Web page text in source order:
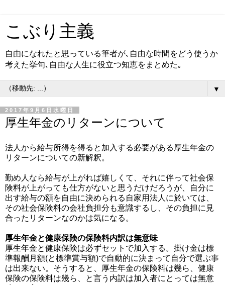
こぶり主義
自由になれたと思っている筆者が､自由な時間をどう使うか
考えた挙句､自由な人生に役立つ知恵をまとめた｡
▼
2017年9月6日水曜日
厚生年金のリターンについて
法人から給与所得を得ると加入する必要がある厚生年金の
リターンについての新解釈。
勤め人なら給与が上がれば嬉しくて、それに伴って社会保
険料が上がっても仕方がないと思うだけだろうが、自分に
出す給与の額を自由に決められる自家用法人に於いては、
その社会保険料の会社負担分も意識するし、その負担に見
合ったリターンなのかは気になる。
厚生年金と健康保険の保険料内訳は無意味
厚生年金と健康保険は必ずセットで加入する。掛け金は標
準報酬月額(と標準賞与額)で自動的に決まって自分で選ぶ事
は出来ない。そうすると、厚生年金の保険料は幾ら、健康
保険の保険料は幾ら、と言う内訳は加入者にとっては無意